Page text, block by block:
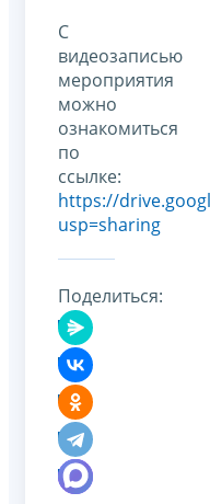
С
видеозаписью
мероприятия
можно
ознакомиться
по
ссылке:
https://
usp=sharing
Поделиться: